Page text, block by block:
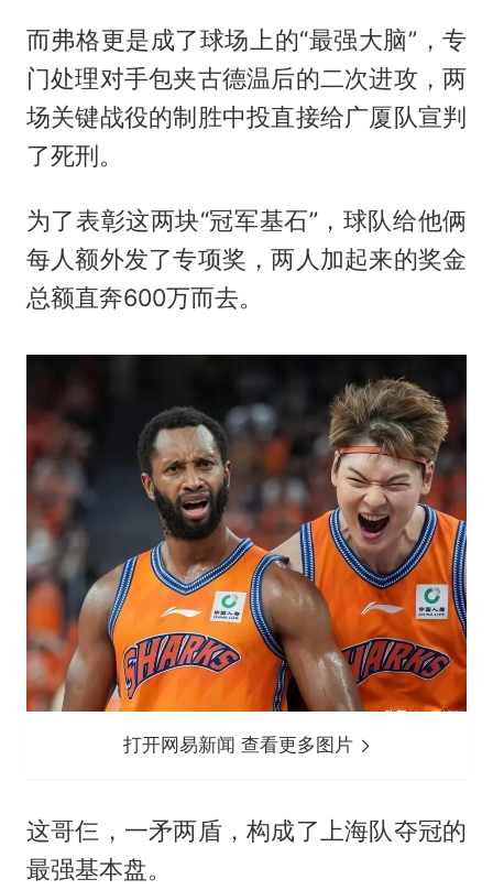
而弗格更是成了球场上的“最强大脑”，专
门处理对手包夹古德温后的二次进攻，两
场关键战役的制胜中投直接给广厦队宣判
了死刑。
为了表彰这两块“冠军基石”，球队给他俩
每人额外发了专项奖，两人加起来的奖金
总额直奔600万而去。
打开网易新闻 查看更多图片
这哥仨，一矛两盾，构成了上海队夺冠的
最强基本盘。